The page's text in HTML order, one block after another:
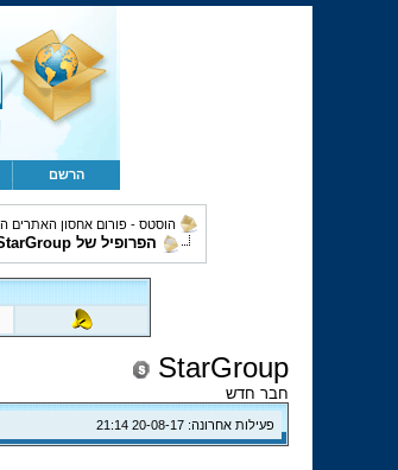
הרשם
הוסטס - פורום אחסון האתרים
הפרופיל של StarGroup
StarGroup
חבר חדש
פעילות אחרונה: 21:14